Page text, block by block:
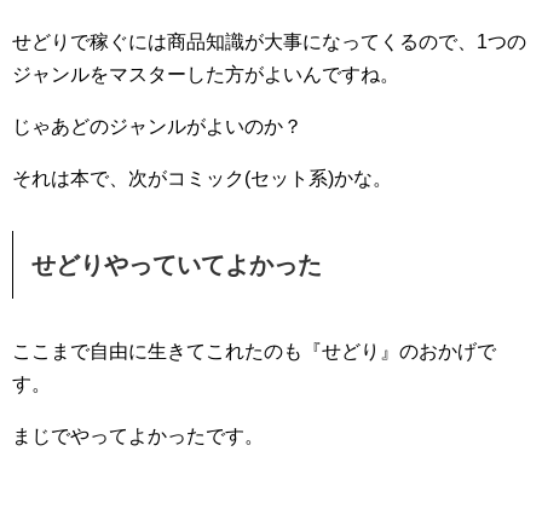
せどりで稼ぐには商品知識が大事になってくるので、1つの
ジャンルをマスターした方がよいんですね。
じゃあどのジャンルがよいのか？
それは本で、次がコミック(セット系)かな。
せどりやっていてよかった
ここまで自由に生きてこれたのも『せどり』のおかげで
す。
まじでやってよかったです。